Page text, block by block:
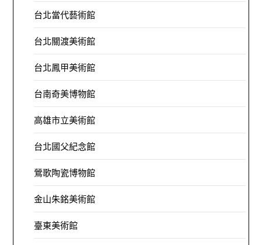
台北當代藝術館
台北關渡美術館
台北鳳甲美術館
台南奇美博物館
高雄市立美術館
台北國父紀念館
鶯歌陶瓷博物館
金山朱銘美術館
臺東美術館